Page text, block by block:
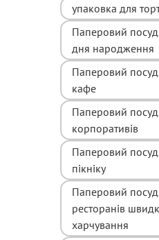
упаковка для
Паперовий
дня народження
Паперовий
кафе
Паперовий
корпоративів
Паперовий
пікніку
Паперовий
ресторанів
харчування